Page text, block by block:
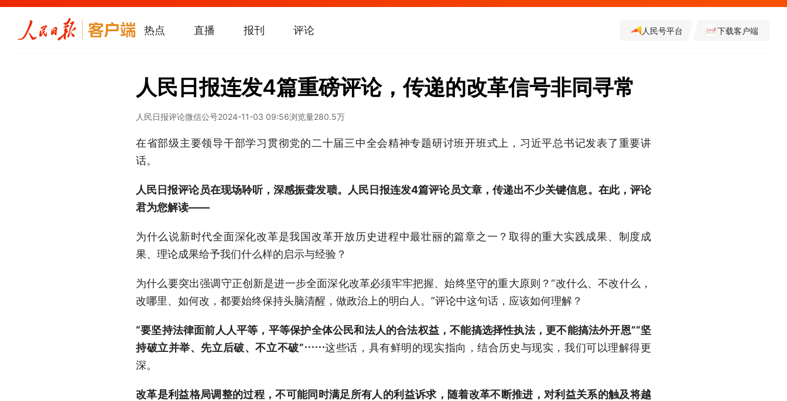
热点 直播 报刊 评论 人民号平台 下载客户端
人民日报连发4篇重磅评论，传递的改革信号非同寻常
人民日报评论微信公号2024-11-03 09:56浏览量280.5万
在省部级主要领导干部学习贯彻党的二十届三中全会精神专题研讨班开班式上，习近平总书记发表了重要讲
话。
人民日报评论员在现场聆听，深感振聋发聩。人民日报连发4篇评论员文章，传递出不少关键信息。在此，评论
君为您解读——
为什么说新时代全面深化改革是我国改革开放历史进程中最壮丽的篇章之一？取得的重大实践成果、制度成
果、理论成果给予我们什么样的启示与经验？
为什么要突出强调守正创新是进一步全面深化改革必须牢牢把握、始终坚守的重大原则？“改什么、不改什么，
改哪里、如何改，都要始终保持头脑清醒，做政治上的明白人。”评论中这句话，应该如何理解？
“要坚持法律面前人人平等，平等保护全体公民和法人的合法权益，不能搞选择性执法，更不能搞法外开恩”“坚
持破立并举、先立后破、不立不破”……这些话，具有鲜明的现实指向，结合历史与现实，我们可以理解得更
深。
改革是利益格局调整的过程，不可能同时满足所有人的利益诉求，随着改革不断推进，对利益关系的触及将越